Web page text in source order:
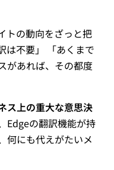
トの動向をざっと把
は不要」 「あくまで
があれば、その都度
ス上の重大な意思決
Edgeの翻訳機能が持
何にも代えがたいメ